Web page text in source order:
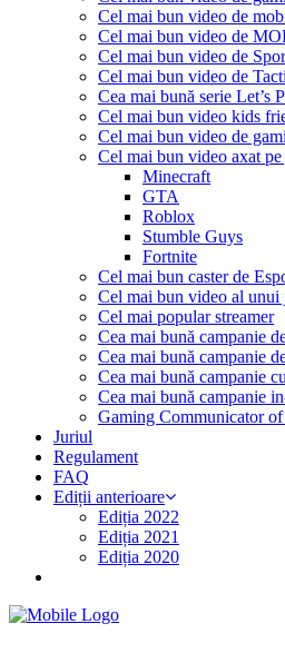
Cel mai bun video de
Cel mai bun video de
Cel mai bun video de
Cel mai bun video de
Cea mai bună serie Let’s
Cel mai bun video kids
Cel mai bun video de
Cel mai bun video axat
Minecraft
GTA
Roblox
Stumble Guys
Fortnite
Cel mai bun caster de
Cel mai bun video al unui
Cel mai popular streamer
Cea mai bună campanie
Cea mai bună campanie
Cea mai bună campanie
Cea mai bună campanie
Gaming Communicator of
Juriul
Regulament
FAQ
Ediții anterioare
Ediția 2022
Ediția 2021
Ediția 2020